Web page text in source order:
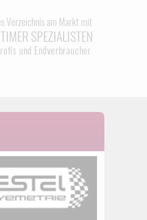
Verzeichnis am Markt mit
SPEZIALISTEN
und Endverbraucher